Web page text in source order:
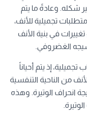
شكله. وعادةً ما يتم
تجميلية للأنف،
في بنية الأنف
الغضروفي.
إذ يتم أحياناً
من الناحية التنفسية
انحراف الوتيرة. وهذه